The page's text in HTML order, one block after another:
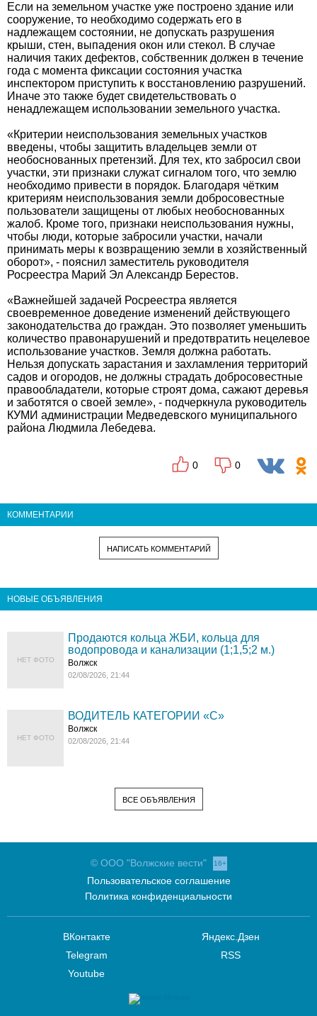
Если на земельном участке уже построено здание или
сооружение, то необходимо содержать его в
надлежащем состоянии, не допускать разрушения
крыши, стен, выпадения окон или стекол. В случае
наличия таких дефектов, собственник должен в течение
года с момента фиксации состояния участка
инспектором приступить к восстановлению разрушений.
Иначе это также будет свидетельствовать о
ненадлежащем использовании земельного участка.
«Критерии неиспользования земельных участков
введены, чтобы защитить владельцев земли от
необоснованных претензий. Для тех, кто забросил свои
участки, эти признаки служат сигналом того, что землю
необходимо привести в порядок. Благодаря чётким
критериям неиспользования земли добросовестные
пользователи защищены от любых необоснованных
жалоб. Кроме того, признаки неиспользования нужны,
чтобы люди, которые забросили участки, начали
принимать меры к возвращению земли в хозяйственный
оборот», - пояснил заместитель руководителя
Росреестра Марий Эл Александр Берестов.
«Важнейшей задачей Росреестра является
своевременное доведение изменений действующего
законодательства до граждан. Это позволяет уменьшить
количество правонарушений и предотвратить нецелевое
использование участков. Земля должна работать.
Нельзя допускать зарастания и захламления территорий
садов и огородов, не должны страдать добросовестные
правообладатели, которые строят дома, сажают деревья
и заботятся о своей земле», - подчеркнула руководитель
КУМИ администрации Медведевского муниципального
района Людмила Лебедева.
0 0
КОММЕНТАРИИ
НАПИСАТЬ КОММЕНТАРИЙ
НОВЫЕ ОБЪЯВЛЕНИЯ
НЕТ ФОТО
Продаются кольца ЖБИ, кольца для
водопровода и канализации (1;1,5;2 м.)
Волжск
02/08/2026, 21:44
НЕТ ФОТО
ВОДИТЕЛЬ КАТЕГОРИИ «C»
Волжск
02/08/2026, 21:44
ВСЕ ОБЪЯВЛЕНИЯ
© ООО "Волжские вести" 16+
Пользовательское соглашение
Политика конфиденциальности
ВКонтакте
Telegram
Youtube
Яндекс.Дзен
RSS